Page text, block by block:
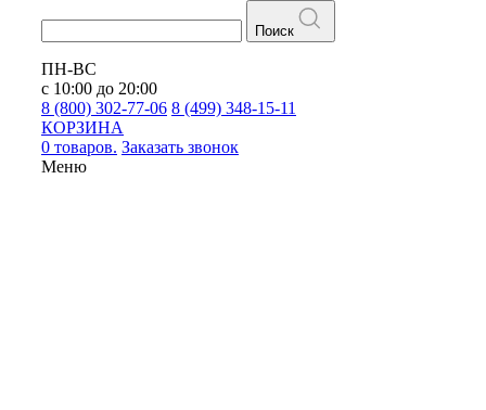
Поиск
ПН-ВС
с 10:00 до 20:00
8 (800) 302-77-06 8 (499) 348-15-11
КОРЗИНА
0 товаров. Заказать звонок
Меню